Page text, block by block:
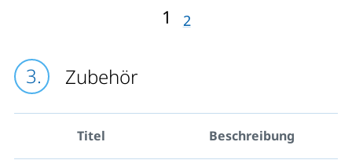
1 2
Zubehör
Titel Beschreibung